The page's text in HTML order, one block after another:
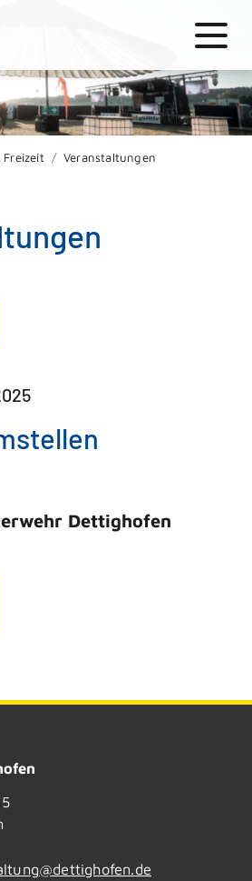
Veranstaltungen
Dettighofen